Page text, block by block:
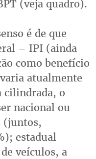
(veja quadro).
é de que
– IPI (ainda
como benefício
atualmente
cilindrada, o
nacional ou
(juntos,
estadual –
veículos, a